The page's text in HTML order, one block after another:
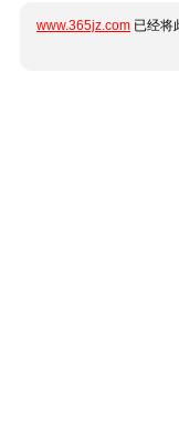
www.365jz.com 已经将